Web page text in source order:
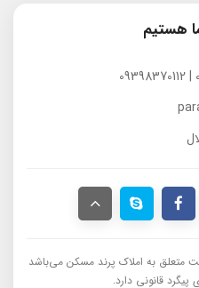
هستیم
متعلق به املاک پرند مسکن می‌باشد
پیگرد قانونی دارد.